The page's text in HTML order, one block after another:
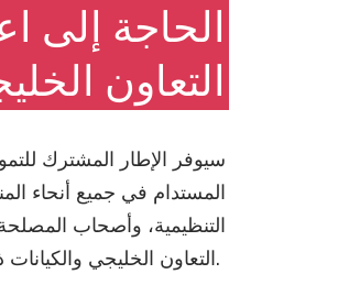
الحاجة إلى
التعاون
سيوفر الإطار المشترك
المستدام في جميع أنحاء
التنظيمية، وأصحاب
التعاون الخليجي والكيانات ذات الصلة أدوارًا رئيسية في صياغة وتنفيذ والتعديل المستمر لإطار العمل المشترك للتمويل المستدام.